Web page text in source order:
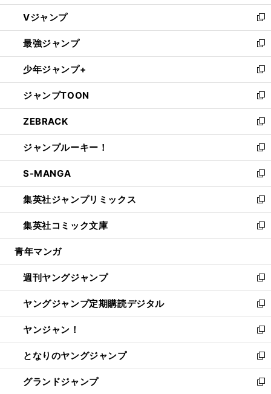
ウ
ィ
ン
ド
ウ
で
開
く
し
い
ウ
ィ
ン
ド
ウ
で
開
く
Vジャンプ
新
し
い
ウ
ィ
ン
ド
ウ
で
開
く
最強ジャンプ
新
し
い
ウ
ィ
ン
ド
ウ
で
開
く
少年ジャンプ+
新
し
い
ウ
ィ
ン
ド
ウ
で
開
く
ジャンプTOON
新
し
い
ウ
ィ
ン
ド
ウ
で
開
く
ZEBRACK
新
し
い
ウ
ィ
ン
ド
ウ
で
開
ジャンプルーキー！
新
し
い
ウ
ィ
ン
ド
ウ
開
く
S-MANGA
新
し
い
ウ
ィ
ン
ウ
で
開
く
集英社ジャンプリミックス
新
し
い
ウ
ン
ド
ウ
で
開
く
集英社コミック文庫
新
し
ウ
ィ
ン
ド
ウ
で
開
く
青年マンガ
週刊ヤングジャンプ
新
し
い
ウ
ィ
ン
ド
ウ
で
ヤングジャンプ定期購読デジタル
新
し
い
ウ
ィ
ン
ド
ヤンジャン！
新
し
い
ウ
ィ
となりのヤングジャンプ
新
し
い
グランドジャンプ
新